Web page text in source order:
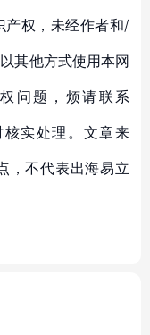
产权，未经作者和/
其他方式使用本网
问题，烦请联系
核实处理。文章来
，不代表出海易立